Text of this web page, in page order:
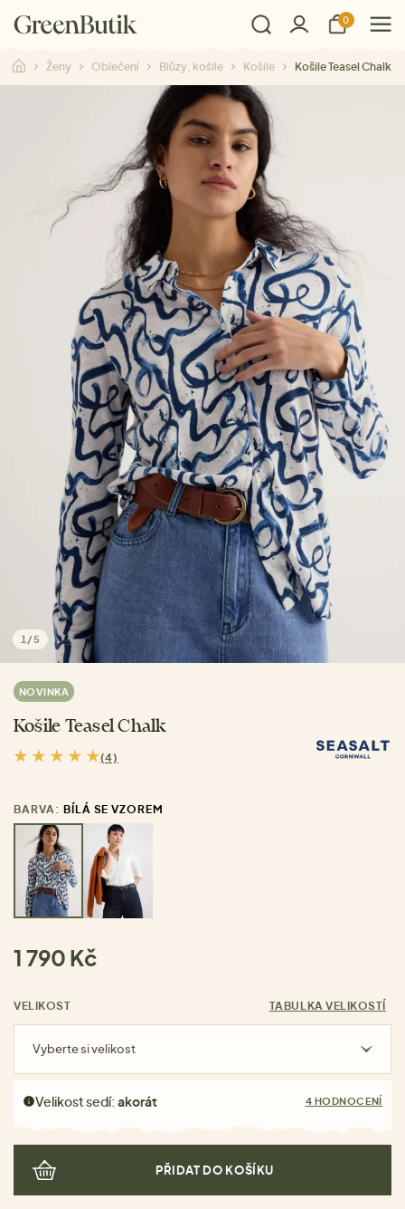
0
Ženy Oblečení Blůzy, košile Košile Košile Teasel Chalk
1 /5
NOVINKA
Košile Teasel Chalk
(4)
BARVA: BÍLÁ SE VZOREM
1 790 Kč
VELIKOST TABULKA VELIKOSTÍ
Vyberte si velikost
Velikost sedí:akorát 4 HODNOCENÍ
PŘIDAT DO KOŠÍKU